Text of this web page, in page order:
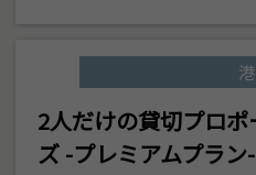
港
2人だけの貸切プロ
ズ -プレミアムプラン-